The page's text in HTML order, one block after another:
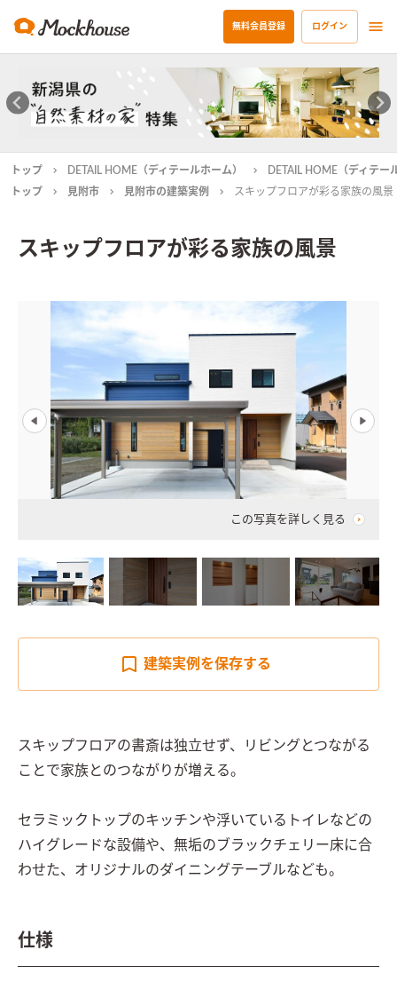
無料会員登録 ログイン
トップ DETAIL HOME（ディテールホーム）
DETAIL HOME（ディテ
トップ
見附市 見附市の建築実例 スキップフロアが彩る家族の風景
スキップフロアが彩る家族の風景
この写真を詳しく見る
建築実例を保存する
スキップフロアの書斎は独立せず、リビングとつながる
ことで家族とのつながりが増える。
セラミックトップのキッチンや浮いているトイレなどの
ハイグレードな設備や、無垢のブラックチェリー床に合
わせた、オリジナルのダイニングテーブルなども。
仕様